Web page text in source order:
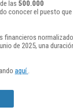
las 500.000
conocer el puesto que
financieros
de 2025, una
aquí.